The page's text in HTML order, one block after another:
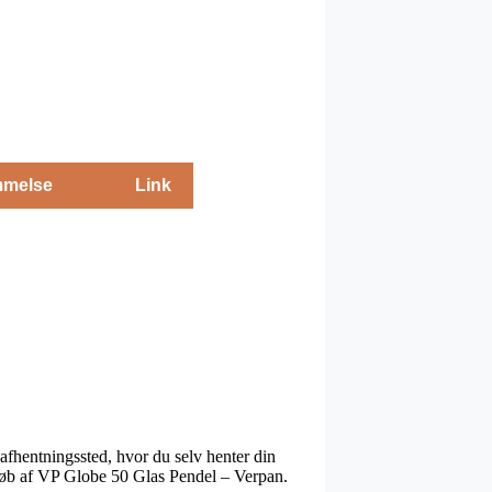
Link
hvor du selv henter din
af VP Globe 50 Glas Pendel – Verpan.